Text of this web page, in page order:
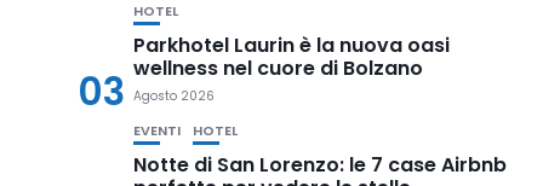
03
HOTEL
Parkhotel Laurin è la nuova oasi
wellness nel cuore di Bolzano
Agosto 2026
EVENTI HOTEL
Notte di San Lorenzo: le 7 case Airbnb